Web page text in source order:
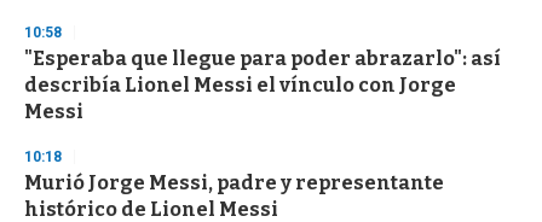
10:58
"Esperaba que llegue para poder abrazarlo": así
describía Lionel Messi el vínculo con Jorge
Messi
10:18
Murió Jorge Messi, padre y representante
histórico de Lionel Messi